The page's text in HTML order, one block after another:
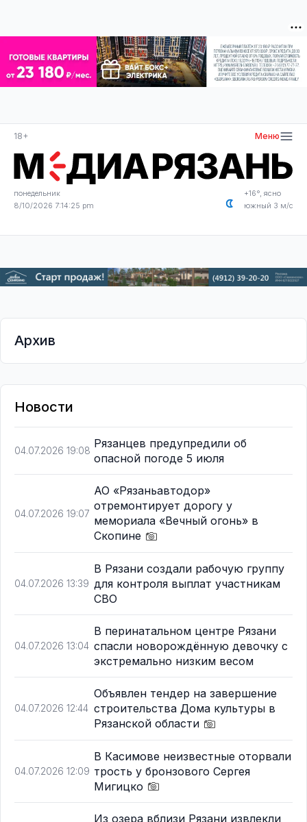
18+ Меню
понедельник
8/10/2026 7:14:25 pm
+16°, ясно
южный 3 м/с
Архив
Новости
04.07.2026 19:08
Рязанцев предупредили об
опасной погоде 5 июля
04.07.2026 19:07
АО «Рязаньавтодор»
отремонтирует дорогу у
мемориала «Вечный огонь» в
Скопине
04.07.2026 13:39
В Рязани создали рабочую группу
для контроля выплат участникам
СВО
04.07.2026 13:04
В перинатальном центре Рязани
спасли новорождённую девочку с
экстремально низким весом
04.07.2026 12:44
Объявлен тендер на завершение
строительства Дома культуры в
Рязанской области
04.07.2026 12:09
В Касимове неизвестные оторвали
трость у бронзового Сергея
Мигицко
Из озера вблизи Рязани извлекли